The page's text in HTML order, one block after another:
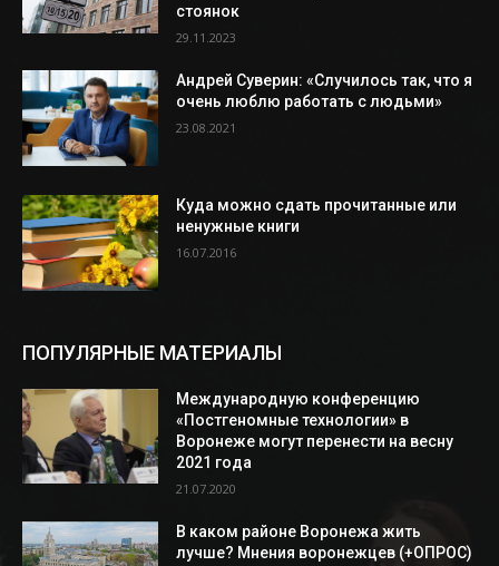
стоянок
29.11.2023
Андрей Суверин: «Случилось так, что я
очень люблю работать с людьми»
23.08.2021
Куда можно сдать прочитанные или
ненужные книги
16.07.2016
ПОПУЛЯРНЫЕ МАТЕРИАЛЫ
Международную конференцию
«Постгеномные технологии» в
Воронеже могут перенести на весну
2021 года
21.07.2020
В каком районе Воронежа жить
лучше? Мнения воронежцев (+ОПРОС)